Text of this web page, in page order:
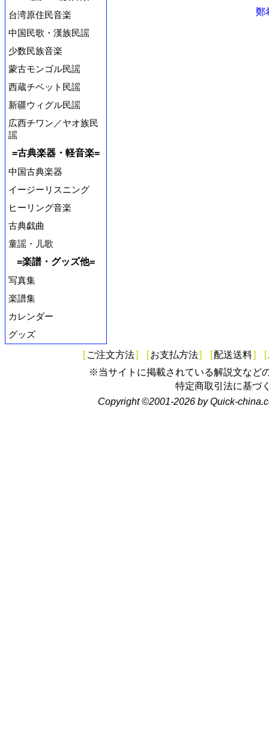
台湾原住民音楽
中国民歌・漢族民謡
少数民族音楽
蒙古モンゴル民謡
西蔵チベット民謡
新疆ウィグル民謡
広西チワン／ヤオ族民
謡
=古典楽器・軽音楽=
中国古典楽器
イージーリスニング
ヒーリング音楽
古典戯曲
童謡・儿歌
=楽譜・グッズ他=
写真集
楽譜集
カレンダー
グッズ
鄭
[ ご注文方法] [お支払方法] [配送送料] [
※当サイトに掲載されている解説文など
特定商取引法に基づ
Copyright ©2001-2026 by Quick-